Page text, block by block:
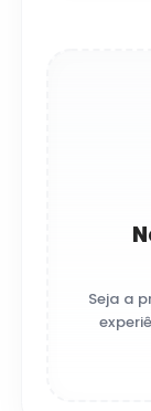
Seja a